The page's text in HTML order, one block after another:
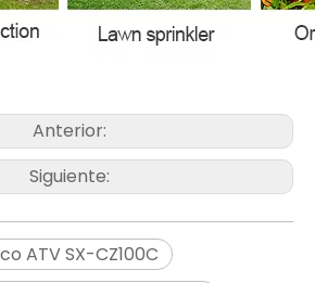
Anterior:
Siguiente:
ATV SX-CZ100C